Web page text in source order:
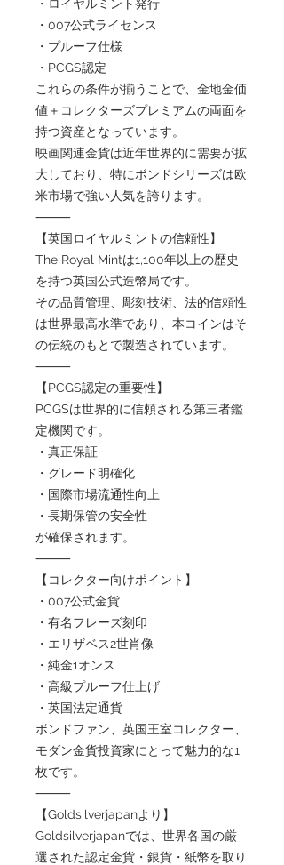
・ロイヤルミント発行
・007公式ライセンス
・プルーフ仕様
・PCGS認定
これらの条件が揃うことで、金地金価
値＋コレクターズプレミアムの両面を
持つ資産となっています。
映画関連金貨は近年世界的に需要が拡
大しており、特にボンドシリーズは欧
米市場で強い人気を誇ります。
⸻
【英国ロイヤルミントの信頼性】
The Royal Mintは1,100年以上の歴史
を持つ英国公式造幣局です。
その品質管理、彫刻技術、法的信頼性
は世界最高水準であり、本コインはそ
の伝統のもとで製造されています。
⸻
【PCGS認定の重要性】
PCGSは世界的に信頼される第三者鑑
定機関です。
・真正保証
・グレード明確化
・国際市場流通性向上
・長期保管の安全性
が確保されます。
⸻
【コレクター向けポイント】
・007公式金貨
・有名フレーズ刻印
・エリザベス2世肖像
・純金1オンス
・高級プルーフ仕上げ
・英国法定通貨
ボンドファン、英国王室コレクター、
モダン金貨投資家にとって魅力的な1
枚です。
⸻
【Goldsilverjapanより】
Goldsilverjapanでは、世界各国の厳
選された認定金貨・銀貨・紙幣を取り